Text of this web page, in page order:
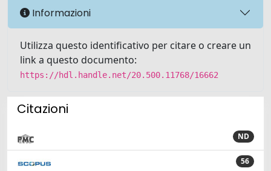
Informazioni
Utilizza questo identificativo per citare o creare un
link a questo documento:
https://hdl.handle.net/20.500.11768/16662
Citazioni
ND
56